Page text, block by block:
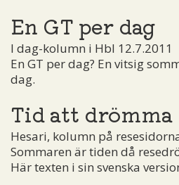
En GT per dag
I dag-kolumn i Hbl 12.7.2011
En GT per dag? En vitsig
dag.
Tid att drömma
Hesari, kolumn på
Sommaren är tiden då
Här texten i sin svenska